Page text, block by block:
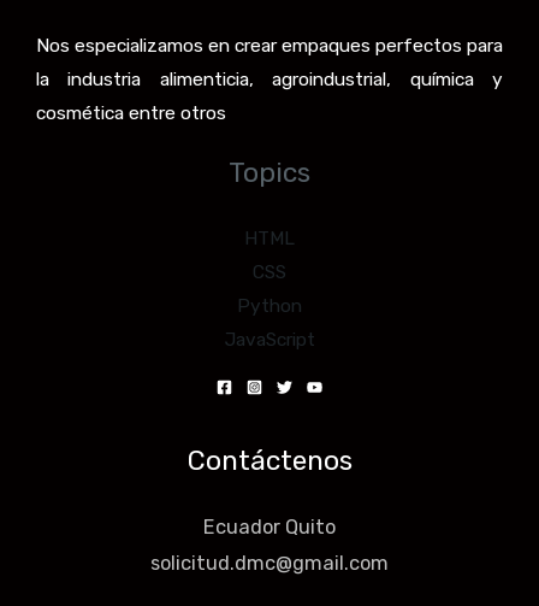
Nos especializamos en crear empaques perfectos para
la industria alimenticia, agroindustrial, química y
cosmética entre otros
Topics
HTML
CSS
Python
JavaScript
Contáctenos
Ecuador Quito
solicitud.dmc@gmail.com